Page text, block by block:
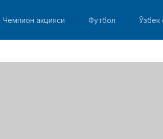
Чемпион акцияси Футбол Ўзбек